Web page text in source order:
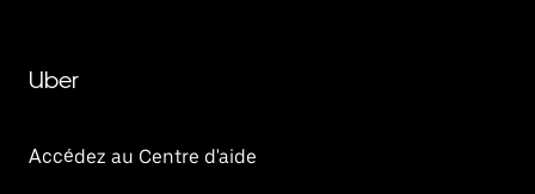
Uber
Accédez au Centre d'aide